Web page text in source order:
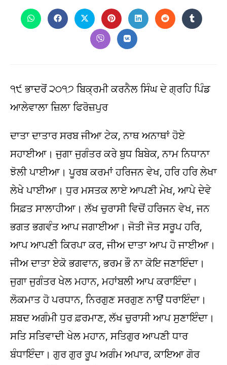
CONTENT
Opens
in
Opens
in
Opens
in
new
window
Opens
in
new
window
Opens
in
Opens
in
Opens
in
Opens
in
Opens
in
੧੯ ਭਾਦਰੋਂ ੨੦੧੭ ਬਿਕ੍ਰਮੀ ਕਰਨੈਲ ਸਿੰਘ ਦੇ ਗ੍ਰਹਿ ਪਿੰਡ
ਆਲੇਵਾਲਾ ਜ਼ਿਲਾ ਫਿਰੋਜ਼ਪੁਰ
ਦਾਤਾ ਦਾਤਾਰ ਸਰਬ ਜੀਆ ਟੇਕ, ਨਾਥ ਅਨਾਥਾਂ ਹੋਏ
ਸਹਾਈਆ। ਜੁਗਾ ਜੁਗੰਤਰ ਕਰੇ ਬੁਧ ਬਿਬੇਕ, ਨਾਮ ਨਿਧਾਨਾ
ਝੋਲੀ ਪਾਈਆ। ਪੂਰਬ ਕਰਮਾਂ ਹਰਿਜਨ ਵੇਖ, ਹਰਿ ਹਰਿ ਲੇਖਾ
ਲੇਖੇ ਪਾਈਆ। ਧੁਰ ਮਸਤਕ ਲਾਏ ਆਪਣੀ ਮੇਖ, ਆਪੇ ਦੇਵੇ
ਸਿਫ਼ਤ ਸਾਲਾਹੀਆ। ਲੱਖ ਚੁਰਾਸੀ ਵਿਚੋਂ ਹਰਿਜਨ ਵੇਖ, ਜਨ
ਭਗਤ ਭਗਵੰਤ ਆਪ ਜਗਾਈਆ। ਜੋਤੀ ਜੋਤ ਸਰੂਪ ਹਰਿ,
ਆਪ ਆਪਣੀ ਕਿਰਪਾ ਕਰ, ਜੀਅ ਦਾਤਾ ਆਪ ਹੋ ਜਾਈਆ।
ਜੀਅ ਦਾਤਾ ਏਕੋ ਭਗਵਾਨ, ਭਰਮ ਭੌ ਨਾ ਕੋਇ ਜਣਾਇੰਦਾ।
ਜੁਗਾ ਜੁਗੰਤਰ ਖੇਲ ਮਹਾਨ, ਮਹਾਂਬਲੀ ਆਪ ਕਰਾਇੰਦਾ।
ਲੋਕਮਾਤ ਹੋ ਪਰਧਾਨ, ਨਿਰਗੁਣ ਸਰਗੁਣ ਨਾਉਂ ਧਰਾਇੰਦਾ।
ਸ਼ਬਦ ਅਗੰਮੀ ਧੁਰ ਫ਼ਰਮਾਣ, ਲੱਖ ਚੁਰਾਸੀ ਆਪ ਸੁਣਾਇੰਦਾ।
ਸਤਿ ਸਤਿਵਾਦੀ ਖੇਲ ਮਹਾਨ, ਸਤਿਗੁਰ ਆਪਣੀ ਧਾਰ
ਬੰਧਾਇੰਦਾ। ਗੁਰ ਗੁਰ ਰੂਪ ਅਗੰਮ ਅਪਾਰ, ਕਾਇਆ ਗੋਰ